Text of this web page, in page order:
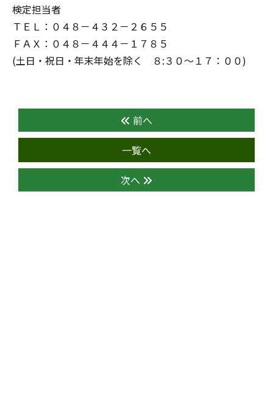
検定担当者
ＴＥＬ：０４８－４３２－２６５５
ＦＡＸ：０４８－４４４－１７８５
(土日・祝日・年末年始を除く ８:３０～１７：００)
前へ
一覧へ
次へ